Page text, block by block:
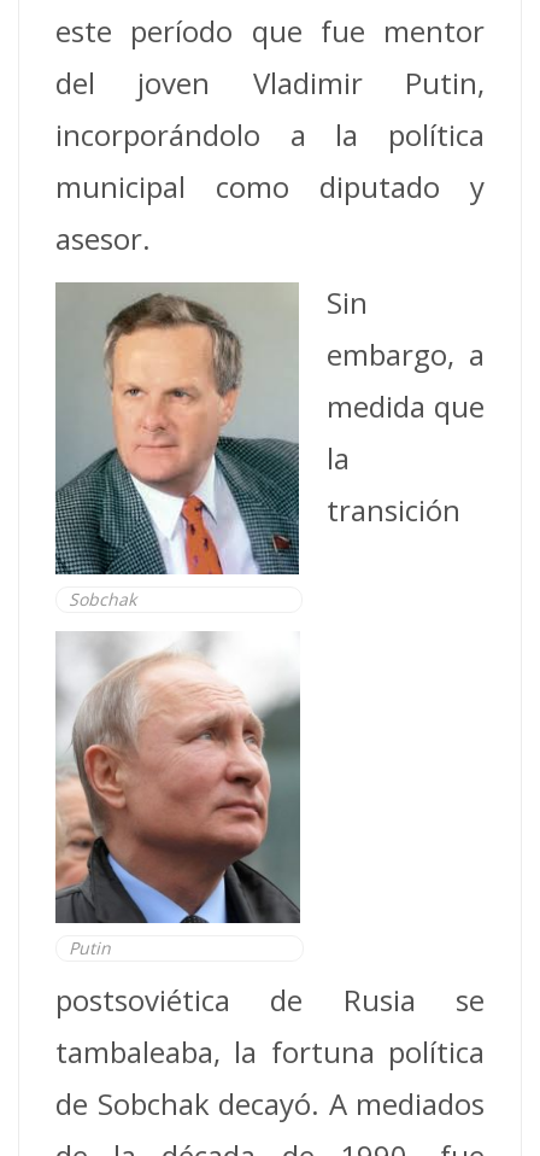
este período que fue mentor
del joven Vladimir Putin,
incorporándolo a la política
municipal como diputado y
asesor.
Sobchak
Putin
Sin
embargo, a
medida que
la
transición
postsoviética de Rusia se
tambaleaba, la fortuna política
de Sobchak decayó. A mediados